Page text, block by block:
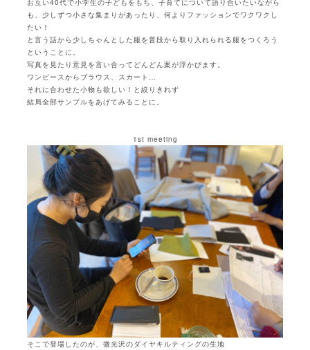
お互い40代で小学生の子どもをもち、子育てについて語り合いたいながら
も、少しずつ小さな集まりがあったり、何よりファッションでワクワクし
たい！
と言う話から少しちゃんとした服を普段から取り入れられる服をつくろう
ということに。
写真を見たり意見を言い合ってどんどん案が浮かびます。
ワンピースからブラウス、スカート…
それに合わせた小物も欲しい！と絞りきれず
結局全部サンプルをあげてみることに。
1st meeting
そこで登場したのが、微光沢のダイヤキルティングの生地